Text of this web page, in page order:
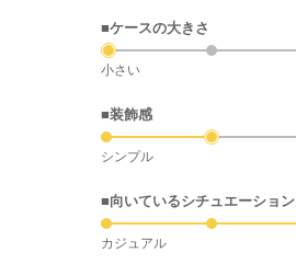
■ケースの大きさ
小さい
■装飾感
シンプル
■向いているシチュエーション
カジュアル